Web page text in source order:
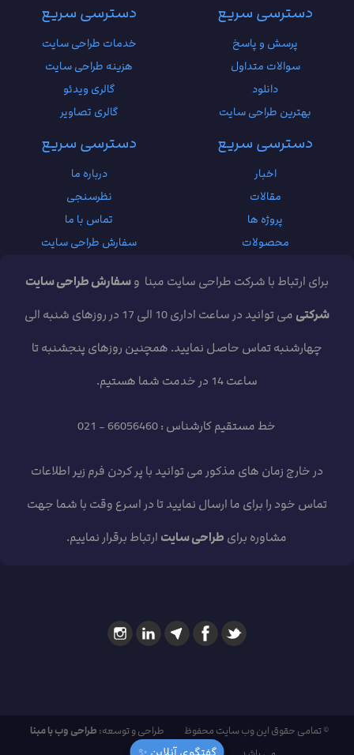
دسترسی سریع
پرسش و پاسخ
سوالات متداول
دانلود
بهترین طراحی سایت
دسترسی سریع
خدمات طراحی سایت
هزینه طراحی سایت
گالری ویدئو
گالری تصاویر
دسترسی سریع
اخبار
مقالات
پروژه ها
محصولات
دسترسی سریع
درباره ما
نظرسنجی
تماس با ما
سفارش طراحی سایت
برای ارتباط با شرکت طراحی سایت مبنا وسفارش طراحی سایت
شرکتی
می توانید در ساعت اداری 10 الی 17 در روزهای شنبه الی
چهارشنبه تماس حاصل نمایید. همچنین روزهای پنجشنبه تا
ساعت 14 در خدمت شما هستیم.
خط مستقیم کارشناس : 66056460 - 021
در خارج زمان های مذکور می توانید با پر کردن فرم زیر اطلاعات
تماس خود را برای ما ارسال نمایید تا در اسرع وقت با شما جهت
مشاوره برای طراحی سایت ارتباط برقرار نماییم.
© تمامی حقوق این وب سایت محفوظ
طراحی و توسعه: طراحی وب با مبنا